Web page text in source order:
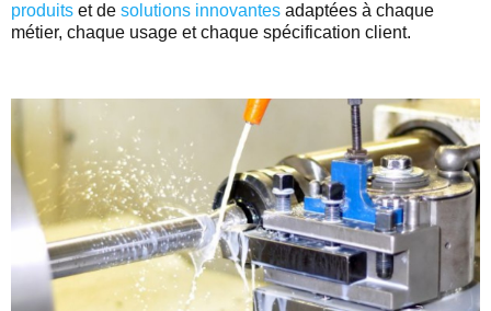
produits et de solutions innovantes adaptées à chaque
métier, chaque usage et chaque spécification client.